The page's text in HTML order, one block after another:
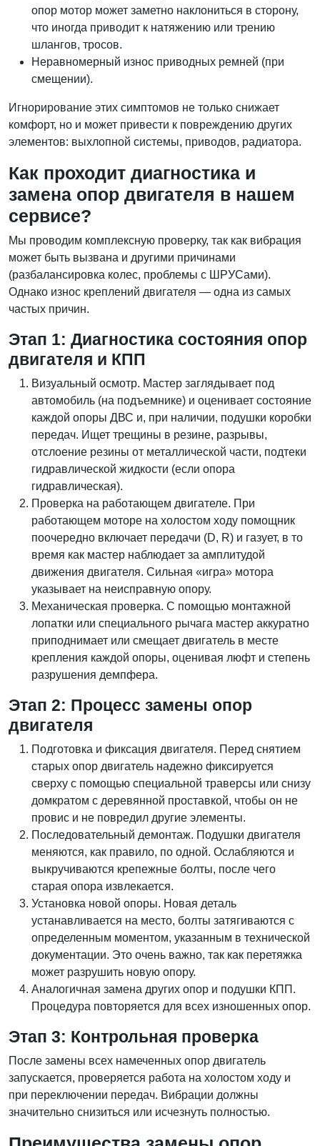
опор мотор может заметно наклониться в сторону,
что иногда приводит к натяжению или трению
шлангов, тросов.
Неравномерный износ приводных ремней (при
смещении).
Игнорирование этих симптомов не только снижает
комфорт, но и может привести к повреждению других
элементов: выхлопной системы, приводов, радиатора.
Как проходит диагностика и
замена опор двигателя в нашем
сервисе?
Мы проводим комплексную проверку, так как вибрация
может быть вызвана и другими причинами
(разбалансировка колес, проблемы с ШРУСами).
Однако износ креплений двигателя — одна из самых
частых причин.
Этап 1: Диагностика состояния опор
двигателя и КПП
Визуальный осмотр. Мастер заглядывает под
автомобиль (на подъемнике) и оценивает состояние
каждой опоры ДВС и, при наличии, подушки коробки
передач. Ищет трещины в резине, разрывы,
отслоение резины от металлической части, подтеки
гидравлической жидкости (если опора
гидравлическая).
Проверка на работающем двигателе. При
работающем моторе на холостом ходу помощник
поочередно включает передачи (D, R) и газует, в то
время как мастер наблюдает за амплитудой
движения двигателя. Сильная «игра» мотора
указывает на неисправную опору.
Механическая проверка. С помощью монтажной
лопатки или специального рычага мастер аккуратно
приподнимает или смещает двигатель в месте
крепления каждой опоры, оценивая люфт и степень
разрушения демпфера.
Этап 2: Процесс замены опор
двигателя
Подготовка и фиксация двигателя. Перед снятием
старых опор двигатель надежно фиксируется
сверху с помощью специальной траверсы или снизу
домкратом с деревянной проставкой, чтобы он не
провис и не повредил другие элементы.
Последовательный демонтаж. Подушки двигателя
меняются, как правило, по одной. Ослабляются и
выкручиваются крепежные болты, после чего
старая опора извлекается.
Установка новой опоры. Новая деталь
устанавливается на место, болты затягиваются с
определенным моментом, указанным в технической
документации. Это очень важно, так как перетяжка
может разрушить новую опору.
Аналогичная замена других опор и подушки КПП.
Процедура повторяется для всех изношенных опор.
Этап 3: Контрольная проверка
После замены всех намеченных опор двигатель
запускается, проверяется работа на холостом ходу и
при переключении передач. Вибрации должны
значительно снизиться или исчезнуть полностью.